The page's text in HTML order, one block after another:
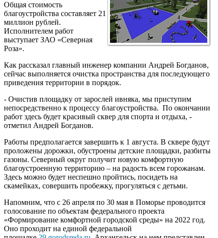
Общая стоимость
благоустройства составляет 21
миллион рублей.
Исполнителем работ
выступает ЗАО «Северная
Роза».
Как рассказал главный инженер компании Андрей Богданов,
сейчас выполняется очистка пространства для последующего
приведения территории в порядок.
- Очистив площадку от зарослей ивняка, мы приступим
непосредственно к процессу благоустройства. По окончании
работ здесь будет красивый сквер для спорта и отдыха, -
отметил Андрей Богданов.
Работы предполагается завершить к 1 августа. В сквере будут
проложены дорожки, обустроены детские площадки, разбиты
газоны. Северный округ получит новую комфортную
благоустроенную территорию – на радость всем горожанам.
Здесь можно будет неспешно пройтись, посидеть на
скамейках, совершить пробежку, прогуляться с детьми.
Напомним, что с 26 апреля по 30 мая в Поморье проводится
голосование по объектам федерального проекта
«Формирование комфортной городской среды» на 2022 год.
Оно проходит на единой федеральной